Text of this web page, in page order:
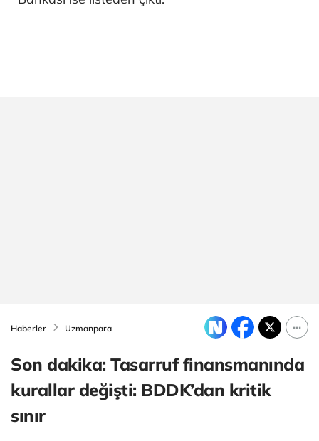
Haberler Uzmanpara
Son dakika: Tasarruf finansmanında
kurallar değişti: BDDK’dan kritik
sınır